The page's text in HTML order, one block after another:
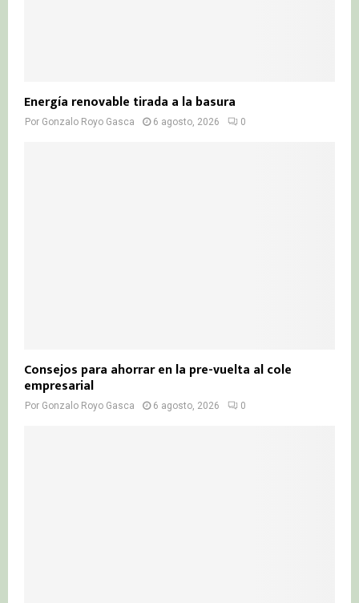
Energía renovable tirada a la basura
Por Gonzalo Royo Gasca 6 agosto, 2026 0
Consejos para ahorrar en la pre-vuelta al cole
empresarial
Por Gonzalo Royo Gasca 6 agosto, 2026 0